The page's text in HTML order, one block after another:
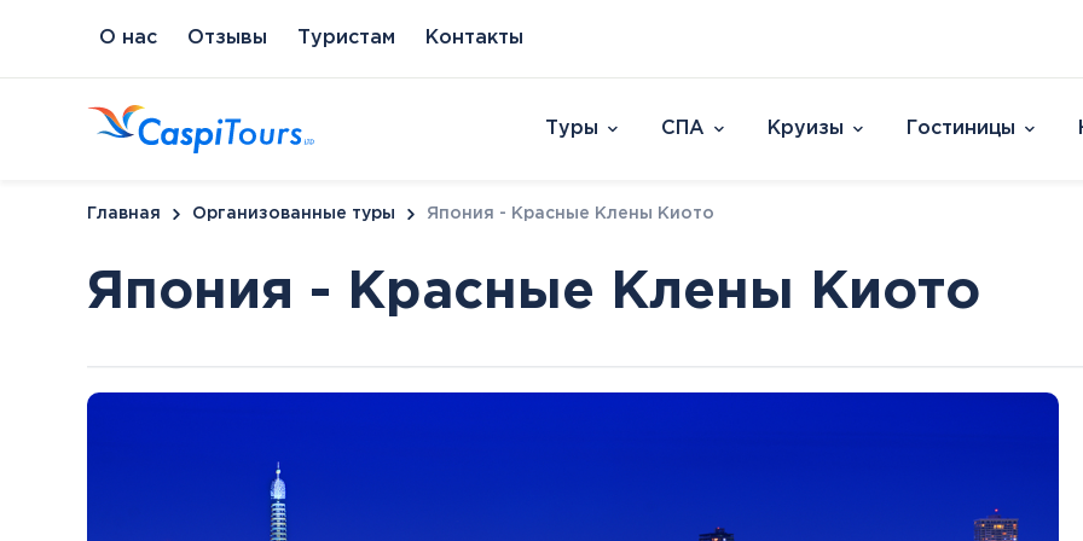
О нас Отзывы Туристам Контакты
Туры СПА
Будапешт
Паланга
Круизы
Страны и острова
Аргентина
Бельгия
Венгрия
Гостиницы
U Splash Resort
Leonardo Plaza
Leonardo
Leonardo Club
Главная Организованные туры Япония - Красные Клены Киото
Япония - Красные Клены Киото